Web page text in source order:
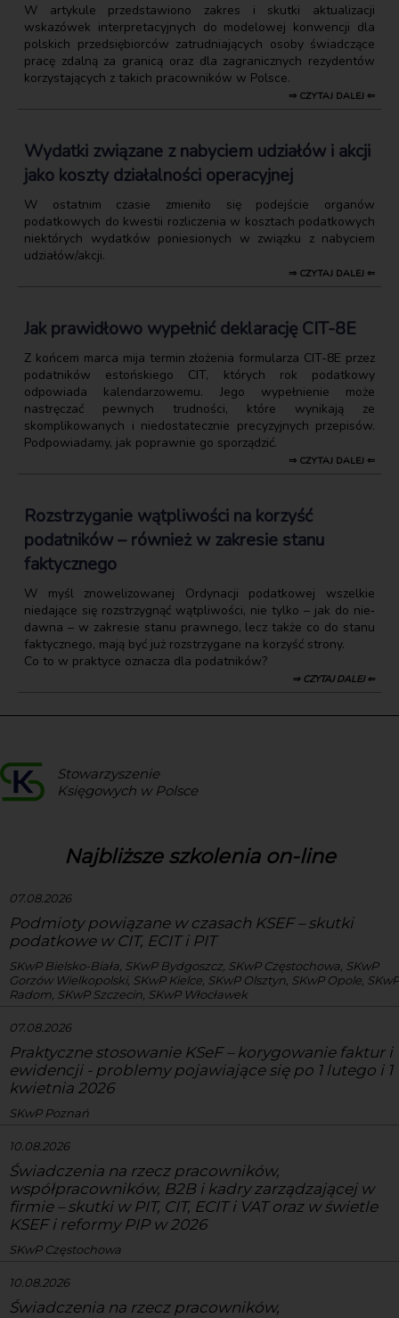
W artykule przedstawiono zakres i skutki aktualizacji
wskazówek interpretacyjnych do modelowej konwencji dla
polskich przedsiębiorców zatrudniających osoby świadczące
pracę zdalną za granicą oraz dla zagranicznych rezydentów
korzystających z takich pracowników w Polsce.
⇒ CZYTAJ DALEJ ⇐
Wydatki związane z nabyciem udziałów i akcji
jako koszty działalności operacyjnej
W ostatnim czasie zmieniło się podejście organów
podatkowych do kwestii rozliczenia w kosztach podatkowych
niektórych wydatków poniesionych w związku z nabyciem
udziałów/akcji.
⇒ CZYTAJ DALEJ ⇐
Jak prawidłowo wypełnić deklarację CIT-8E
Z końcem marca mija termin złożenia formularza CIT-8E przez
podatników estońskiego CIT, których rok podatkowy
odpowiada kalendarzowemu. Jego wypełnienie może
nastręczać pewnych trudności, które wynikają ze
skomplikowanych i niedostatecznie precyzyjnych przepisów.
Podpowiadamy, jak poprawnie go sporządzić.
⇒ CZYTAJ DALEJ ⇐
Rozstrzyganie wątpliwości na korzyść
podatników – również w zakresie stanu
faktycznego
W myśl znowelizowanej Ordynacji podatkowej wszelkie
niedające się rozstrzygnąć wątpliwości, nie tylko – jak do nie‑
dawna – w zakresie stanu prawnego, lecz także co do stanu
faktycznego, mają być już rozstrzygane na korzyść strony.
Co to w praktyce oznacza dla podatników?
⇒ CZYTAJ DALEJ ⇐
Stowarzyszenie
Księgowych w Polsce
Najbliższe szkolenia on-line
07.08.2026
Podmioty powiązane w czasach KSEF – skutki
podatkowe w CIT, ECIT i PIT
SKwP Bielsko-Biała, SKwP Bydgoszcz, SKwP Częstochowa, SKwP
Gorzów Wielkopolski, SKwP Kielce, SKwP Olsztyn, SKwP Opole, SKwP
Radom, SKwP Szczecin, SKwP Włocławek
07.08.2026
Praktyczne stosowanie KSeF – korygowanie faktur i
ewidencji - problemy pojawiające się po 1 lutego i 1
kwietnia 2026
SKwP Poznań
10.08.2026
Świadczenia na rzecz pracowników,
współpracowników, B2B i kadry zarządzającej w
firmie – skutki w PIT, CIT, ECIT i VAT oraz w świetle
KSEF i reformy PIP w 2026
SKwP Częstochowa
10.08.2026
Świadczenia na rzecz pracowników,